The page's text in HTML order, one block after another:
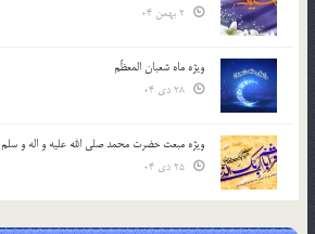
ویژه ماه شعبان المعظّم
ویژه مبعث حضرت محمد صلی الله علیه و اله و سلم